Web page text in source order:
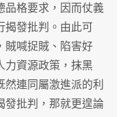
品格要求，因而仗義
揭發批判。由此可
賊喊捉賊、陷害好
力資源政策，抹黑
然連同屬激進派的利
發批判，那就更遑論